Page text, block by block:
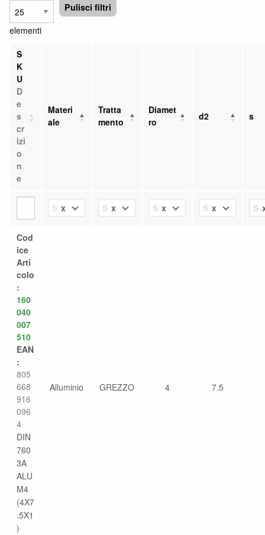
elementi
Pulisci filtri
S
K
U
D
e
s
cr
izi
o
n
e
Materi
ale
Tratta
mento
Diamet
ro
d2 s
Select Value
x Select Value
x Select Value
x Select Value
x
Cod
ice
Arti
colo
:
160
040
007
510
EAN
:
805
668
916
096
4
DIN
760
3A
ALU
M4
(4X7
.5X1
)
Alluminio GREZZO 4 7.5